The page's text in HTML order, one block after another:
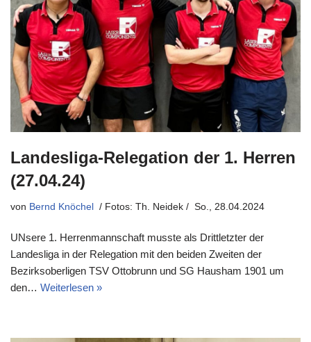
Landesliga-Relegation der 1. Herren
(27.04.24)
von Bernd Knöchel So., 28.04.2024
UNsere 1. Herrenmannschaft musste als Drittletzter der
Landesliga in der Relegation mit den beiden Zweiten der
Bezirksoberligen TSV Ottobrunn und SG Hausham 1901 um
den… Weiterlesen »